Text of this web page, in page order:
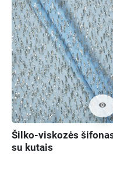
visibility
Šilko-viskozės
su kutais